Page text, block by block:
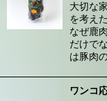
大切な
を考え
なぜ鹿
だけで
は豚肉
ワンコ